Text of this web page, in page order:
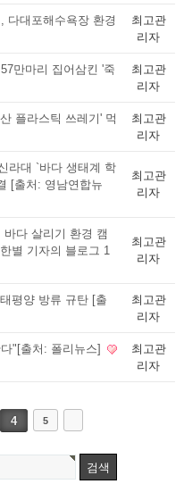
다대포해수욕장 환경
최고관
리자
만마리 집어삼킨 '죽
최고관
리자
플라스틱 쓰레기' 먹
최고관
리자
라대 `바다 생태계 학
[출처: 영남연합뉴
최고관
리자
다 살리기 환경 캠
별 기자의 블로그 1
최고관
리자
평양 방류 규탄 [출
최고관
리자
"[출처: 폴리뉴스]
최고관
리자
4 5